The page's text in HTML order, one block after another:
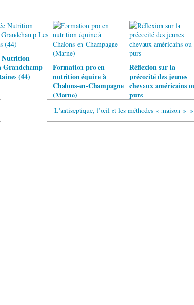
Nutrition
Grandchamp
(44)
Formation pro en
nutrition équine à
Chalons-en-Champagne
(Marne)
Réflexion sur la
précocité des jeunes
chevaux américains
purs
L'antiseptique, l’œil et les méthodes « maison »